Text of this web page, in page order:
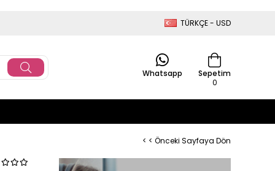
TÜRKÇE - USD
Sepetim
0
Whatsapp
< < Önceki Sayfaya Dön